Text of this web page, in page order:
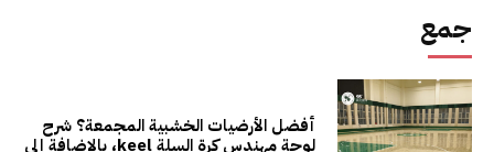
جمع
أفضل الأرضيات الخشبية المجمعة؟ شرح
لوحة مهندس كرة السلة keel، بالإضافة إلى